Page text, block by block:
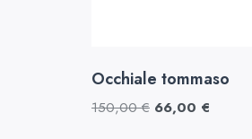
Occhiale tommaso
150,00€ 66,00 €